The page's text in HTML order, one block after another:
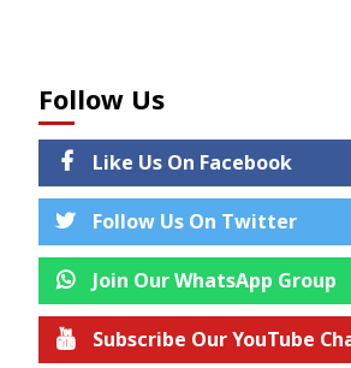
Follow Us
Like Us On Facebook
Follow Us On Twitter
Join Our WhatsApp Group
Subscribe Our YouTube